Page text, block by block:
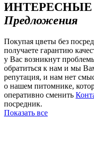
ИНТЕРЕСНЫЕ
Предложения
Покупая цветы без
получаете гарантию
у Вас возникнут
обратиться к нам и мы
репутация, и нам нет
о нашем питомнике,
оперативно сменить
посредник.
Показать все